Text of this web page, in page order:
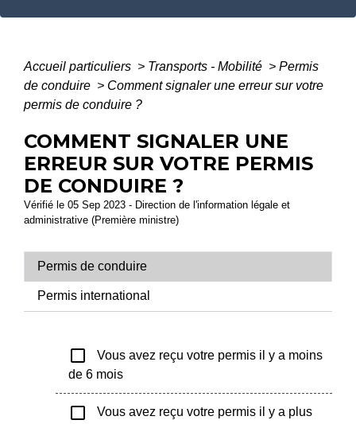
Accueil particuliers > Transports - Mobilité > Permis
de conduire > Comment signaler une erreur sur votre
permis de conduire ?
COMMENT SIGNALER UNE
ERREUR SUR VOTRE PERMIS
DE CONDUIRE ?
Vérifié le 05 Sep 2023 - Direction de l'information légale et
administrative (Première ministre)
Permis de conduire
Permis international
check_box_outline_blank
Vous avez reçu votre permis il y a moins
de 6 mois
check_box_outline_blank
Vous avez reçu votre permis il y a plus